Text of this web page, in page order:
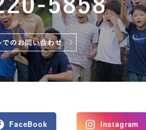
FaceBook Instagram